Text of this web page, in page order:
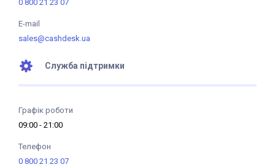
0 800 21 23 07
E-mail
sales@cashdesk.ua
Служба підтримки
Графік роботи
09:00 - 21:00
Телефон
0 800 21 23 07